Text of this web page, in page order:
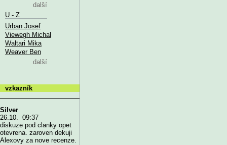
další
U - Z
Urban Josef
Viewegh Michal
Waltari Mika
Weaver Ben
další
vzkazník
Silver
26.10. 09:37
diskuze pod clanky opet
otevrena. zaroven dekuji
Alexovy za nove recenze.